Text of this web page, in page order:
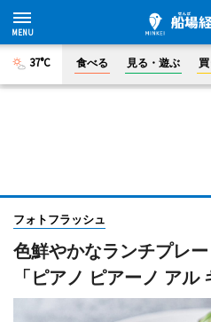
37°C 食べる 見る・遊ぶ 買
フォトフラッシュ
色鮮やかなランチプレ
「ピアノ ピアーノ アル